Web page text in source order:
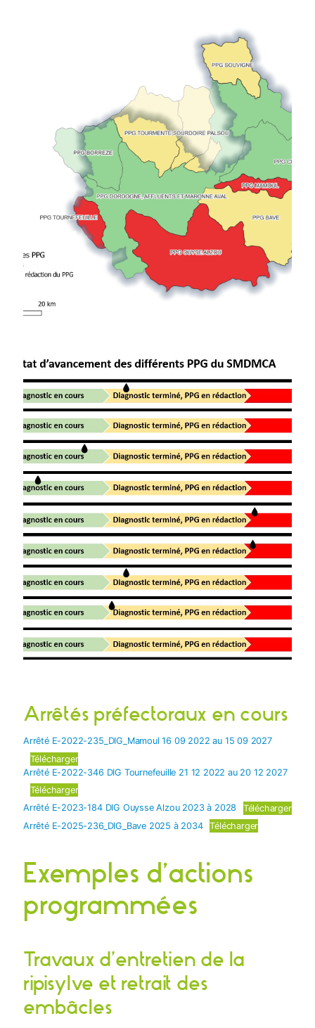
Arrêtés préfectoraux en cours
Arrêté E-2022-235_DIG_Mamoul 16 09 2022 au 15 09 2027
Télécharger
Arrêté E-2022-346 DIG Tournefeuille 21 12 2022 au 20 12 2027
Télécharger
Arrêté E-2023-184 DIG Ouysse Alzou 2023 à 2028
Télécharger
Arrêté E-2025-236_DIG_Bave 2025 à 2034
Télécharger
Exemples d’actions
programmées
Travaux d’entretien de la
ripisylve et retrait des
embâcles